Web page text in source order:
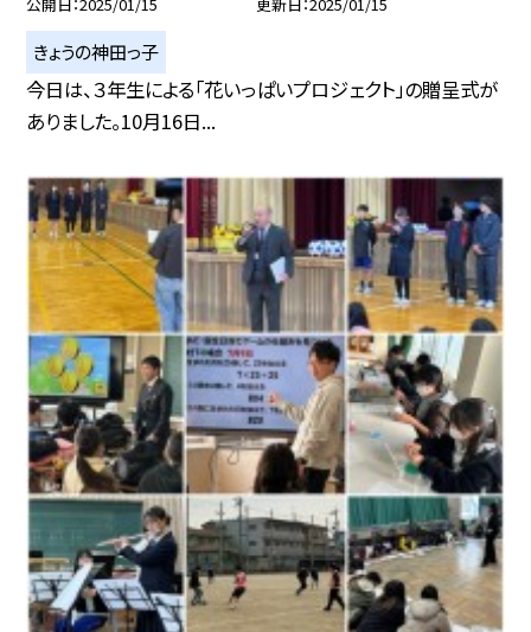
きょうの神田っ子
今日は、３年生による「花いっぱいプロジェクト」の贈呈式が
ありました。10月16日...